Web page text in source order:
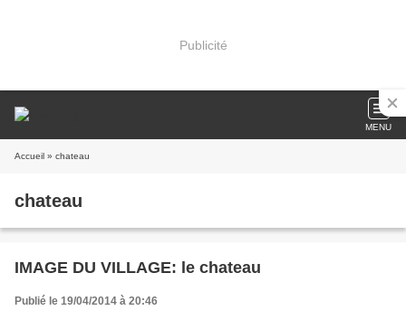
Publicité
MENU
Accueil » chateau
chateau
IMAGE DU VILLAGE: le chateau
Publié le 19/04/2014 à 20:46